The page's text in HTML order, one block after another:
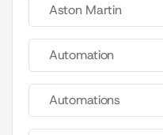
Aston Martin
Automation
Automations